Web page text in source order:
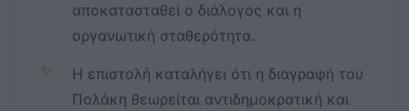
αποκατασταθεί ο διάλογος και η
οργανωτική σταθερότητα.
✨
Η επιστολή καταλήγει ότι η διαγραφή του
Πολάκη θεωρείται αντιδημοκρατική και